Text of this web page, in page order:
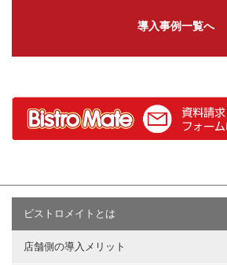
導入事例一覧へ
ビストロメイトとは
店舗側の導入メリット